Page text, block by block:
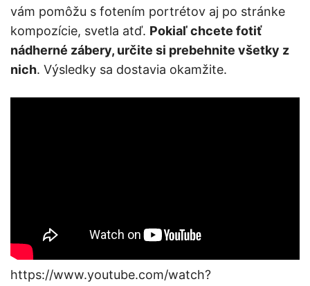
vám pomôžu s fotením portrétov aj po stránke
kompozície, svetla atď. Pokiaľ chcete fotiť
nádherné zábery, určite si prebehnite všetky z
nich. Výsledky sa dostavia okamžite.
https://www.youtube.com/watch?